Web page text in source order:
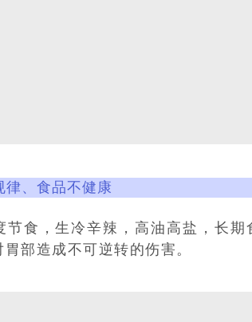
律、食品不健康
节食，生冷辛辣，高油高盐，长
部造成不可逆转的伤害。